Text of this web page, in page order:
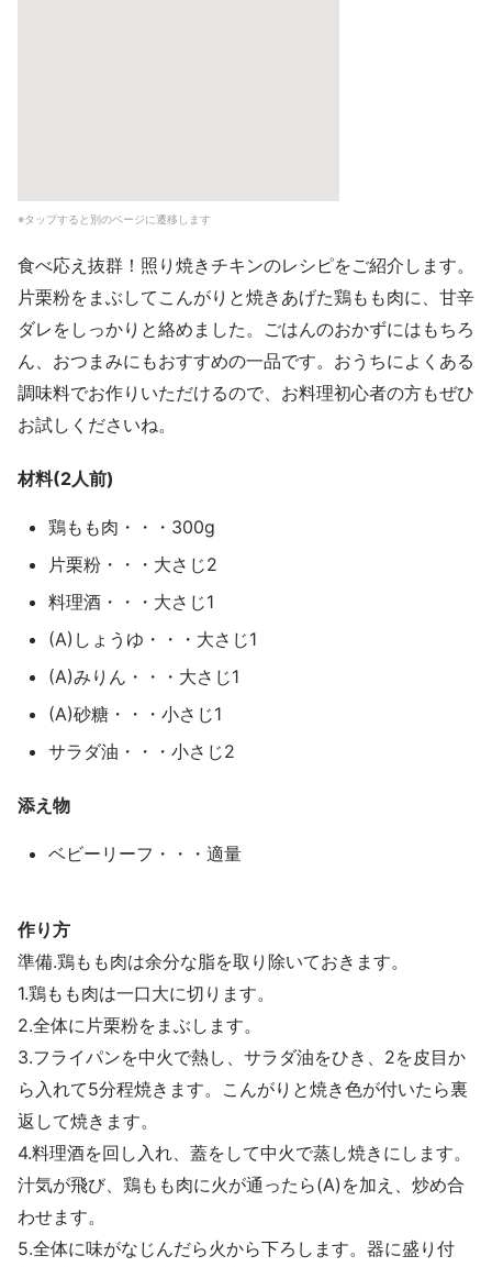
※タップすると別のページに遷移します
食べ応え抜群！照り焼きチキンのレシピをご紹介します。
片栗粉をまぶしてこんがりと焼きあげた鶏もも肉に、甘辛
ダレをしっかりと絡めました。ごはんのおかずにはもちろ
ん、おつまみにもおすすめの一品です。おうちによくある
調味料でお作りいただけるので、お料理初心者の方もぜひ
お試しくださいね。
材料(2人前)
鶏もも肉・・・300g
片栗粉・・・大さじ2
料理酒・・・大さじ1
(A)しょうゆ・・・大さじ1
(A)みりん・・・大さじ1
(A)砂糖・・・小さじ1
サラダ油・・・小さじ2
添え物
ベビーリーフ・・・適量
作り方
準備.鶏もも肉は余分な脂を取り除いておきます。
1.鶏もも肉は一口大に切ります。
2.全体に片栗粉をまぶします。
3.フライパンを中火で熱し、サラダ油をひき、2を皮目か
ら入れて5分程焼きます。こんがりと焼き色が付いたら裏
返して焼きます。
4.料理酒を回し入れ、蓋をして中火で蒸し焼きにします。
汁気が飛び、鶏もも肉に火が通ったら(A)を加え、炒め合
わせます。
5.全体に味がなじんだら火から下ろします。器に盛り付